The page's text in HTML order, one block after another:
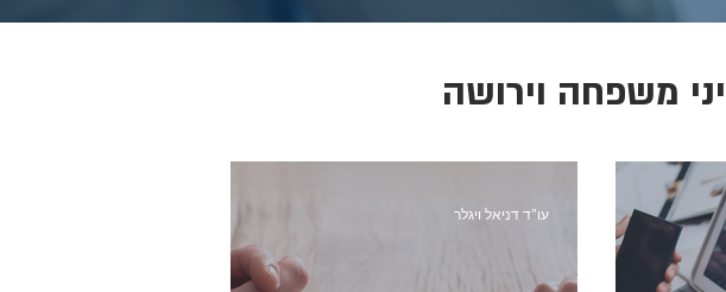
משפחה וירושה
עו"ד דניאל ויגלר